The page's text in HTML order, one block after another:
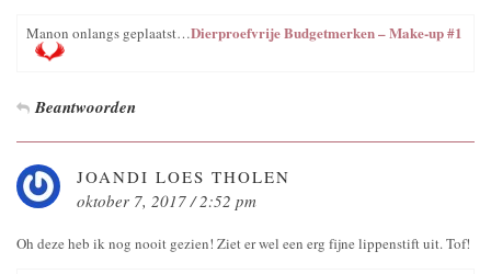
Manon onlangs geplaatst…Dierproefvrije Budgetmerken – Make-up #1
Beantwoorden
JOANDI LOES THOLEN
oktober 7, 2017 / 2:52 pm
Oh deze heb ik nog nooit gezien! Ziet er wel een erg fijne lippenstift uit. Tof!